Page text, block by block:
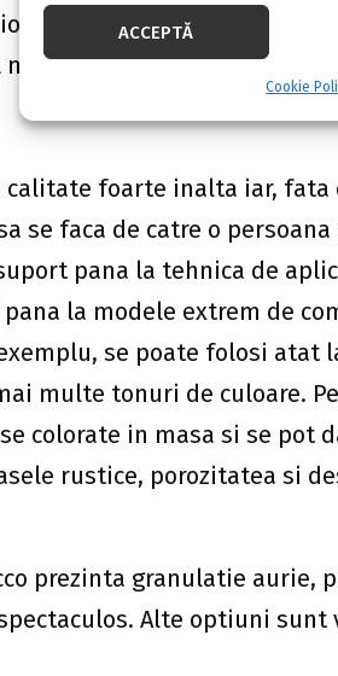
ACCEPTĂ
Cookie
pentru fatada,
elegant
calitate foarte inalta iar, fata
se faca de catre o
pana la tehnica de
la modele extrem de
se poate folosi atat
multe tonuri de culoare.
colorate in masa si se pot
rustice, porozitatea si
prezinta granulatie aurie,
Alte optiuni sunt